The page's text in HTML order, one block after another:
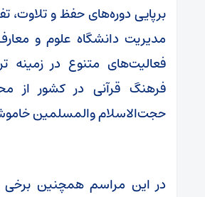
برپایی دوره‌های حفظ و تلاوت،
مدیریت دانشگاه علوم و
فعالیت‌های متنوع در زمینه
فرهنگ قرآنی در کشور از
حجت‌الاسلام والمسلمین
در این مراسم همچنین برخی